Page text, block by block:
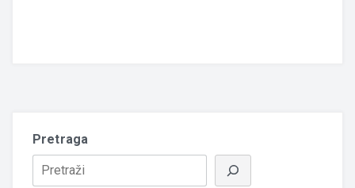
Pretraga